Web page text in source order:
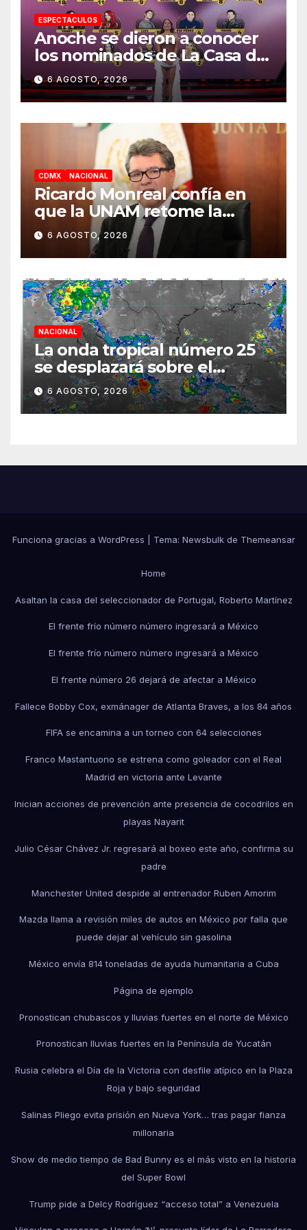
ESPECTACULOS
Anoche se dieron a conocer
los nominados de La Casa de
los Famosos México 2026 en
la segunda semana
6 AGOSTO, 2026
CDMX NACIONAL
Ricardo Monreal confía en
que la UNAM retome la
normalidad e inicie el
semestre mediante el
diálogo
6 AGOSTO, 2026
NACIONAL
La onda tropical número 25
se desplazará sobre el
sureste mexicano
6 AGOSTO, 2026
Funciona gracias a WordPress Tema: Newsbulkde Themeansar
Home
Asaltan la casa del seleccionador de Portugal, Roberto Martínez
El frente frío número número ingresará a México
El frente frío número número ingresará a México
El frente número 26 dejará de afectar a México
Fallece Bobby Cox, exmánager de Atlanta Braves, a los 84 años
FIFA se encamina a un torneo con 64 selecciones
Franco Mastantuono se estrena como goleador con el Real
Madrid en victoria ante Levante
Inician acciones de prevención ante presencia de cocodrilos en
playas Nayarit
Julio César Chávez Jr. regresará al boxeo este año, confirma su
padre
Manchester United despide al entrenador Ruben Amorim
Mazda llama a revisión miles de autos en México por falla que
puede dejar al vehículo sin gasolina
México envía 814 toneladas de ayuda humanitaria a Cuba
Página de ejemplo
Pronostican chubascos y lluvias fuertes en el norte de México
Pronostican lluvias fuertes en la Península de Yucatán
Rusia celebra el Día de la Victoria con desfile atípico en la Plaza
Roja y bajo seguridad
Salinas Pliego evita prisión en Nueva York… tras pagar fianza
millonaria
Show de medio tiempo de Bad Bunny es el más visto en la historia
del Super Bowl
Trump pide a Delcy Rodríguez “acceso total” a Venezuela